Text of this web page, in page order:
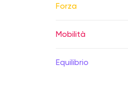
Forza
Mobilità
Equilibrio